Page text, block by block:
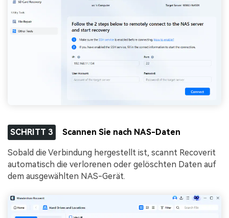
SCHRITT 3 Scannen Sie nach NAS-Daten
Sobald die Verbindung hergestellt ist, scannt Recoverit
automatisch die verlorenen oder gelöschten Daten auf
dem ausgewählten NAS-Gerät.